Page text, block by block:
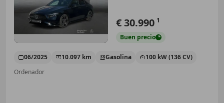
€ 30.990 1
Buen precio
06/2025 10.097 km Gasolina
100 kW (136 CV)
Ordenador